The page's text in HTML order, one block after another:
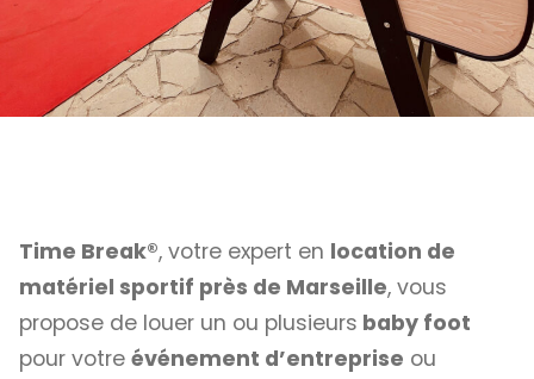
Time Break®, votre expert en location de
matériel sportif près de Marseille, vous
propose de louer un ou plusieurs baby foot
pour votre événement d’entreprise ou